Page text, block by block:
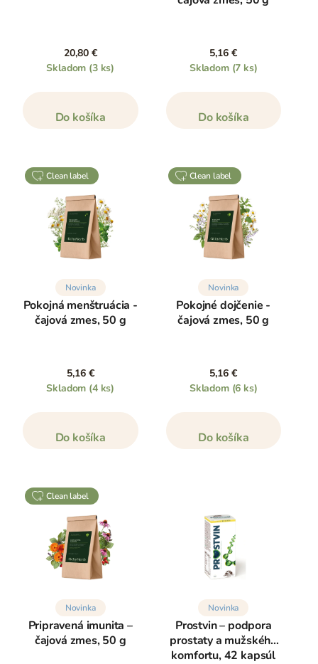
20,80 €
Skladom (3 ks)
Do košíka
5,16 €
Skladom (7 ks)
Do košíka
clean label
Novinka
Pokojná menštruácia -
čajová zmes, 50 g
5,16 €
Skladom (4 ks)
Do košíka
clean label
Novinka
Pokojné dojčenie -
čajová zmes, 50 g
5,16 €
Skladom (6 ks)
Do košíka
clean label
Novinka
Pripravená imunita –
čajová zmes, 50 g
Novinka
Prostvin – podpora
prostaty a mužského
komfortu, 42 kapsúl